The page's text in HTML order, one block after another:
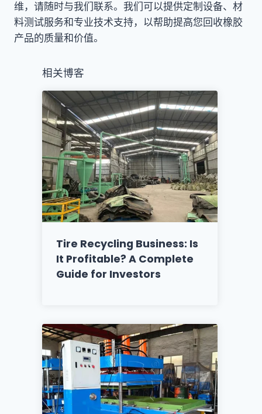
维，请随时与我们联系。我们可以提供定制设备、材
料测试服务和专业技术支持，以帮助提高您回收橡胶
产品的质量和价值。
相关博客
Tire Recycling Business: Is
It Profitable? A Complete
Guide for Investors